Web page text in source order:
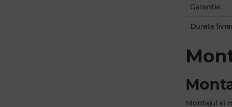
Garantie:
Durata
Montajul si